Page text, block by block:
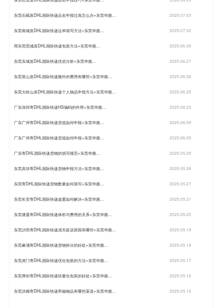
东莞石碣发DHL国际快递品名申报过高怎么办+东莞华惠… 2025.07.03
东莞南城发DHL国际快递运单填写方法+东莞华惠… 2025.07.02
用东莞莞城发DHL国际快递包装方法+东莞华惠… 2025.06.30
东莞东城发DHL国际快递优劣分析+东莞华惠… 2025.06.27
东莞茶山发DHL国际快递额外的费用有哪些+东莞华惠… 2025.06.26
东莞大岭山发DHL国际快递个人物品申报方法+东莞华惠… 2025.06.25
广东深圳寄DHL国际快递HS编码的作用+东莞华惠… 2025.06.23
广东广州寄DHL国际快递货值如何申报+东莞华惠… 2025.06.09
广东广州寄DHL国际快递货值如何申报+东莞华惠… 2025.06.05
广东寄DHL国际快递货物的填写规范+东莞华惠… 2025.05.29
东莞高埗寄DHL国际快递货物申报方法+东莞华惠… 2025.05.28
东莞寄DHL国际快递货物数量如何填写+东莞华惠… 2025.05.27
东莞长安寄DHL国际快递超重如何解决+东莞华惠… 2025.05.21
东莞塘厦寄DHL国际快递体积与费用的关系+东莞华惠… 2025.05.20
东莞沙田寄DHL国际快递清关延误原因有哪些+东莞华惠… 2025.05.19
东莞麻涌寄DHL国际快递货物拆分的好处+东莞华惠… 2025.05.18
东莞虎门寄DHL国际快递优化包装的方法+东莞华惠… 2025.05.17
东莞厚街寄DHL国际快递轻量化包装的好处+东莞华惠… 2025.05.16
东莞洪梅寄DHL国际快递带磁物品有哪些渠道+东莞华惠… 2025.05.15